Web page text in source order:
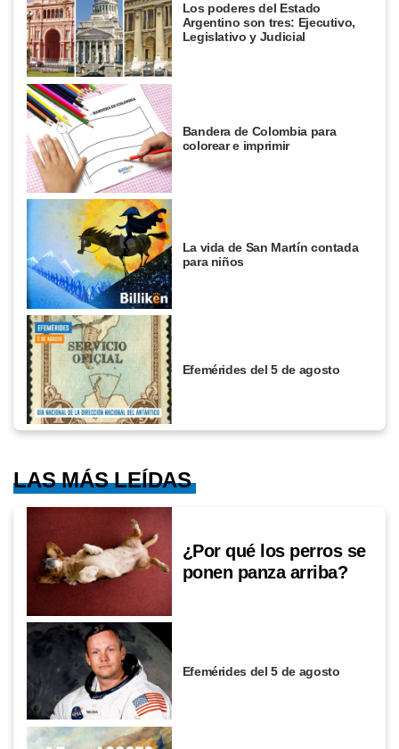
Los poderes del Estado
Argentino son tres: Ejecutivo,
Legislativo y Judicial
Bandera de Colombia para
colorear e imprimir
La vida de San Martín contada
para niños
Efemérides del 5 de agosto
LAS MÁS LEÍDAS
¿Por qué los perros se
ponen panza arriba?
Efemérides del 5 de agosto